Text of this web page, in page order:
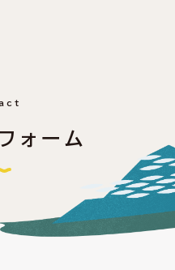
ォーム